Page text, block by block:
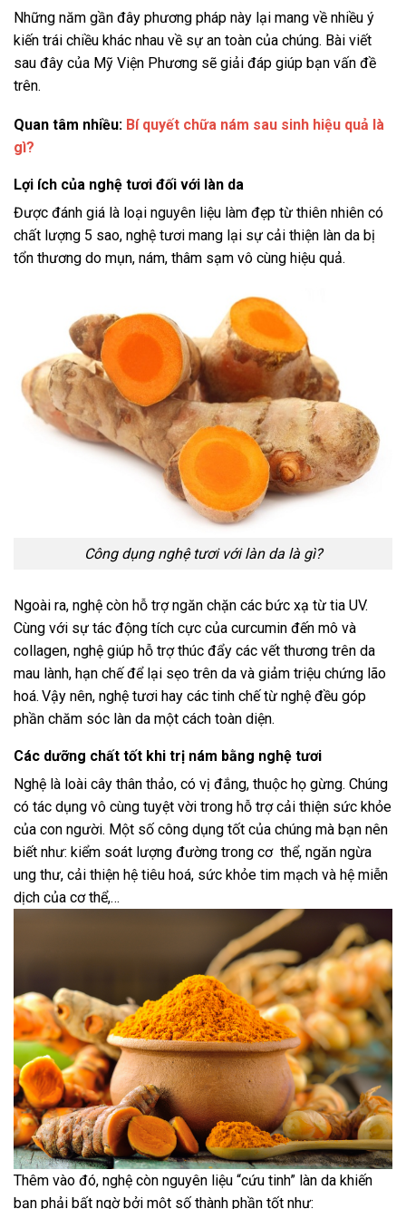
Những năm gần đây phương pháp này lại mang về nhiều ý
kiến trái chiều khác nhau về sự an toàn của chúng. Bài viết
sau đây của Mỹ Viện Phương sẽ giải đáp giúp bạn vấn đề
trên.
Quan tâm nhiều: Bí quyết chữa nám sau sinh hiệu quả là
gì?
Lợi ích của nghệ tươi đối với làn da
Được đánh giá là loại nguyên liệu làm đẹp từ thiên nhiên có
chất lượng 5 sao, nghệ tươi mang lại sự cải thiện làn da bị
tổn thương do mụn, nám, thâm sạm vô cùng hiệu quả.
Công dụng nghệ tươi với làn da là gì?
Ngoài ra, nghệ còn hỗ trợ ngăn chặn các bức xạ từ tia UV.
Cùng với sự tác động tích cực của curcumin đến mô và
collagen, nghệ giúp hỗ trợ thúc đẩy các vết thương trên da
mau lành, hạn chế để lại sẹo trên da và giảm triệu chứng lão
hoá. Vậy nên, nghệ tươi hay các tinh chế từ nghệ đều góp
phần chăm sóc làn da một cách toàn diện.
Các dưỡng chất tốt khi trị nám bằng nghệ tươi
Nghệ là loài cây thân thảo, có vị đắng, thuộc họ gừng. Chúng
có tác dụng vô cùng tuyệt vời trong hỗ trợ cải thiện sức khỏe
của con người. Một số công dụng tốt của chúng mà bạn nên
biết như: kiểm soát lượng đường trong cơ thể, ngăn ngừa
ung thư, cải thiện hệ tiêu hoá, sức khỏe tim mạch và hệ miễn
dịch của cơ thể,…
Thêm vào đó, nghệ còn nguyên liệu “cứu tinh” làn da khiến
bạn phải bất ngờ bởi một số thành phần tốt như: